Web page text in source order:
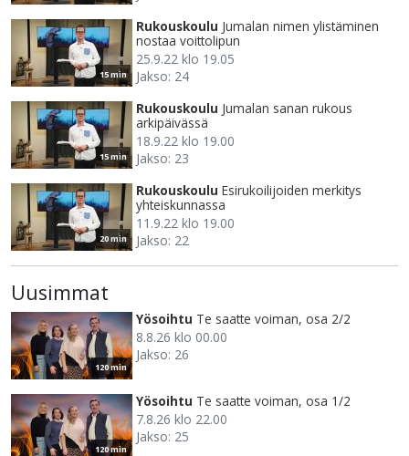
15 min
Rukouskoulu Jumalan nimen ylistäminen
nostaa voittolipun
25.9.22 klo 19.05
Jakso: 24
15 min
Rukouskoulu Jumalan sanan rukous
arkipäivässä
18.9.22 klo 19.00
Jakso: 23
20 min
Rukouskoulu Esirukoilijoiden merkitys
yhteiskunnassa
11.9.22 klo 19.00
Jakso: 22
Uusimmat
120 min
Yösoihtu Te saatte voiman, osa 2/2
8.8.26 klo 00.00
Jakso: 26
120 min
Yösoihtu Te saatte voiman, osa 1/2
7.8.26 klo 22.00
Jakso: 25